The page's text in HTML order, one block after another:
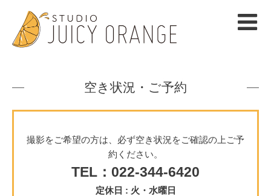
空き状況・ご予約
撮影をご希望の方は、必ず空き状況をご確認の上ご予
約ください。
TEL：022-344-6420
定休日 : 火・水曜日